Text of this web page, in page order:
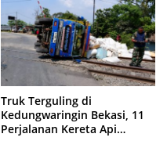
Truk Terguling di
Kedungwaringin Bekasi, 11
Perjalanan Kereta Api